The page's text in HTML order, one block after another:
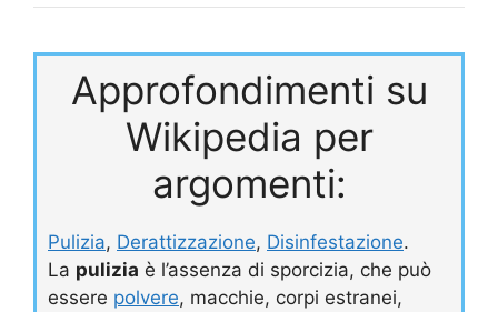
Approfondimenti su
Wikipedia per
argomenti:
Pulizia, Derattizzazione, Disinfestazione.
La pulizia è l’assenza di sporcizia, che può
essere polvere, macchie, corpi estranei,